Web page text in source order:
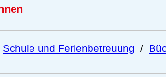
Schule und Ferienbetreuung /